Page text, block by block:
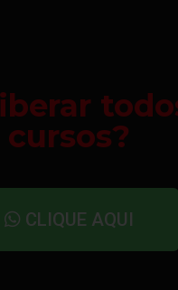
cursos?
CLIQUE AQUI